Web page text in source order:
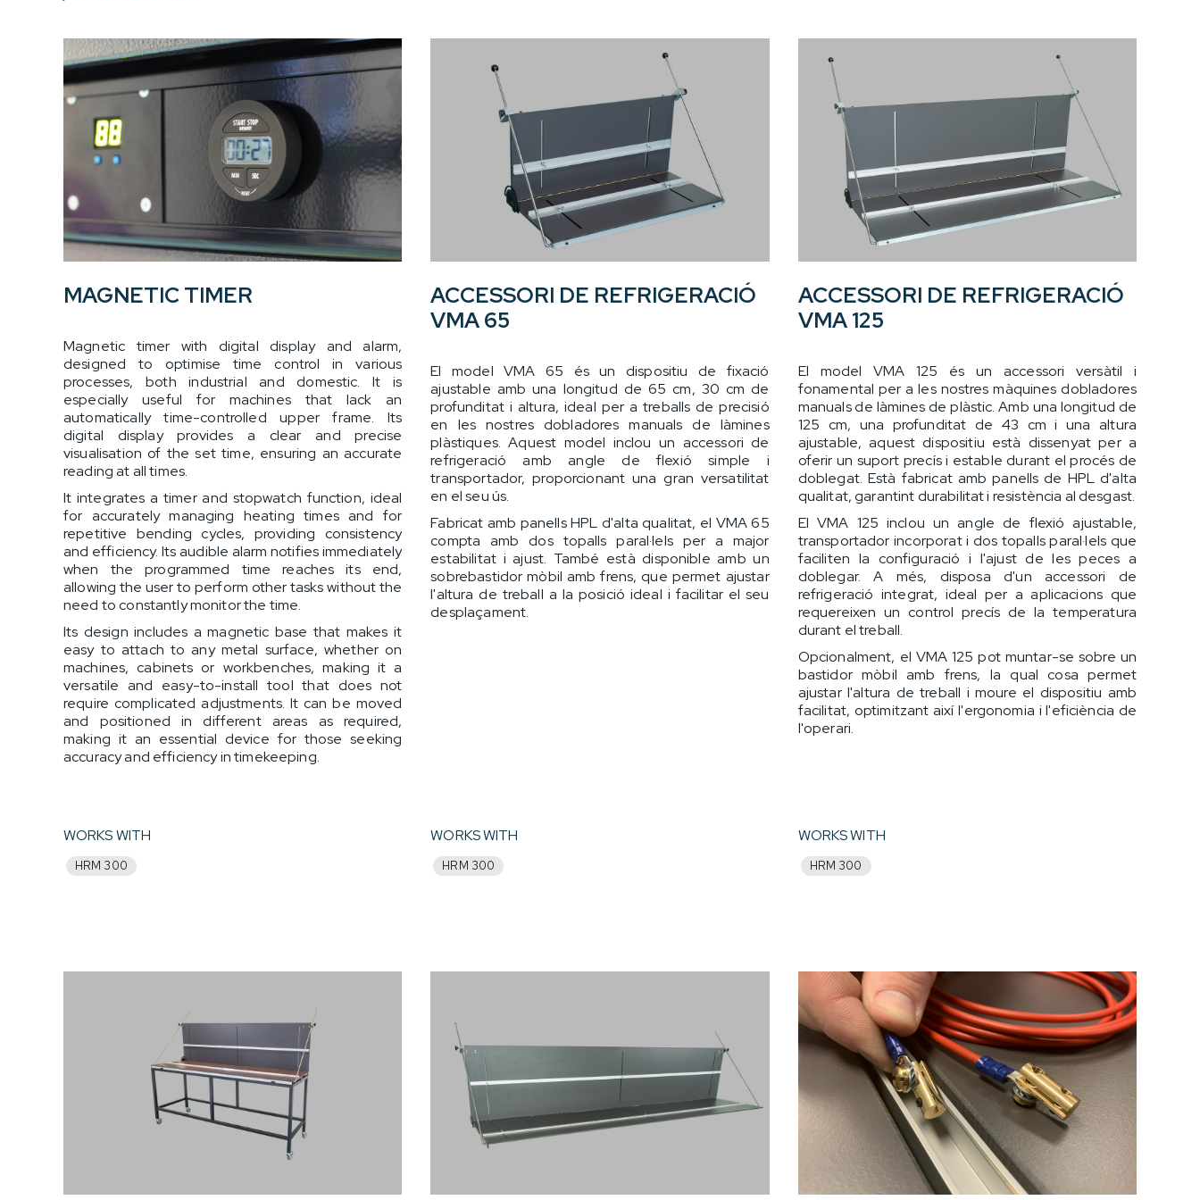
MAGNETIC TIMER
Magnetic timer with digital display and alarm,
designed to optimise time control in various
processes, both industrial and domestic. It is
especially useful for machines that lack an
automatically time-controlled upper frame. Its
digital display provides a clear and precise
visualisation of the set time, ensuring an accurate
reading at all times.
It integrates a timer and stopwatch function, ideal
for accurately managing heating times and for
repetitive bending cycles, providing consistency
and efficiency. Its audible alarm notifies immediately
when the programmed time reaches its end,
allowing the user to perform other tasks without the
need to constantly monitor the time.
Its design includes a magnetic base that makes it
easy to attach to any metal surface, whether on
machines, cabinets or workbenches, making it a
versatile and easy-to-install tool that does not
require complicated adjustments. It can be moved
and positioned in different areas as required,
making it an essential device for those seeking
accuracy and efficiency in timekeeping.
WORKS WITH
HRM 300
ACCESSORI DE REFRIGERACIÓ
VMA 65
El model VMA 65 és un dispositiu de fixació
ajustable amb una longitud de 65 cm, 30 cm de
profunditat i altura, ideal per a treballs de precisió
en les nostres dobladores manuals de làmines
plàstiques. Aquest model inclou un accessori de
refrigeració amb angle de flexió simple i
transportador, proporcionant una gran versatilitat
en el seu ús.
Fabricat amb panells HPL d'alta qualitat, el VMA 65
compta amb dos topalls paral·lels per a major
estabilitat i ajust. També està disponible amb un
sobrebastidor mòbil amb frens, que permet ajustar
l'altura de treball a la posició ideal i facilitar el seu
desplaçament.
WORKS WITH
HRM 300
ACCESSORI DE REFRIGERACIÓ
VMA 125
El model VMA 125 és un accessori versàtil i
fonamental per a les nostres màquines dobladores
manuals de làmines de plàstic. Amb una longitud de
125 cm, una profunditat de 43 cm i una altura
ajustable, aquest dispositiu està dissenyat per a
oferir un suport precís i estable durant el procés de
doblegat. Està fabricat amb panells de HPL d'alta
qualitat, garantint durabilitat i resistència al desgast.
El VMA 125 inclou un angle de flexió ajustable,
transportador incorporat i dos topalls paral·lels que
faciliten la configuració i l'ajust de les peces a
doblegar. A més, disposa d'un accessori de
refrigeració integrat, ideal per a aplicacions que
requereixen un control precís de la temperatura
durant el treball.
Opcionalment, el VMA 125 pot muntar-se sobre un
bastidor mòbil amb frens, la qual cosa permet
ajustar l'altura de treball i moure el dispositiu amb
facilitat, optimitzant així l'ergonomia i l'eficiència de
l'operari.
WORKS WITH
HRM 300